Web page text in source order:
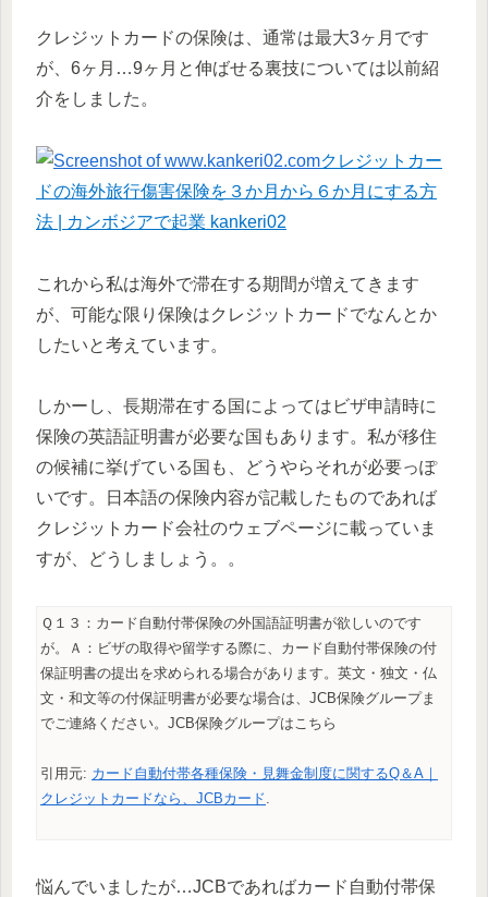
クレジットカードの保険は、通常は最大3ヶ月です
が、6ヶ月…9ヶ月と伸ばせる裏技については以前紹
介をしました。
クレジットカー
ドの海外旅行傷害保険を３か月から６か月にする方
法 | カンボジアで起業 kankeri02
これから私は海外で滞在する期間が増えてきます
が、可能な限り保険はクレジットカードでなんとか
したいと考えています。
しかーし、長期滞在する国によってはビザ申請時に
保険の英語証明書が必要な国もあります。私が移住
の候補に挙げている国も、どうやらそれが必要っぽ
いです。日本語の保険内容が記載したものであれば
クレジットカード会社のウェブページに載っていま
すが、どうしましょう。。
Ｑ１３：カード自動付帯保険の外国語証明書が欲しいのです
が。Ａ：ビザの取得や留学する際に、カード自動付帯保険の付
保証明書の提出を求められる場合があります。英文・独文・仏
文・和文等の付保証明書が必要な場合は、JCB保険グループま
でご連絡ください。JCB保険グループはこちら
引用元: カード自動付帯各種保険・見舞金制度に関するQ＆A｜
クレジットカードなら、JCBカード.
悩んでいましたが…JCBであればカード自動付帯保